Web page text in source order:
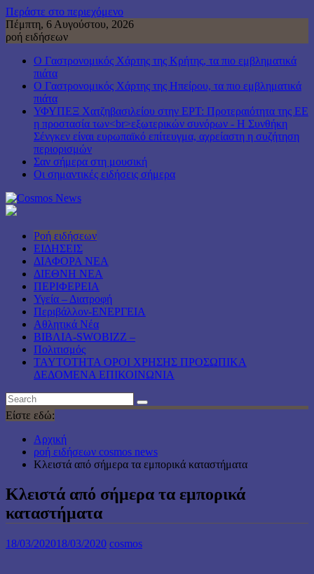
Περάστε στο περιεχόμενο
Πέμπτη, 6 Αυγούστου, 2026
ροή ειδήσεων
Ο Γαστρονομικός Χάρτης της Κρήτης, τα πιο εμβληματικά
πιάτα
Ο Γαστρονομικός Χάρτης της Ηπείρου, τα πιο εμβληματικά
πιάτα
ΥΦΥΠΕΞ Χατζηβασιλείου στην ΕΡΤ: Προτεραιότητα της ΕΕ
η προστασία των<br>εξωτερικών συνόρων - Η Συνθήκη
Σένγκεν είναι ευρωπαϊκό επίτευγμα, αχρείαστη η συζήτηση
περιορισμών
Σαν σήμερα στη μουσική
Οι σημαντικές ειδήσεις σήμερα
Ροή ειδήσεων
ΕΙΔΗΣΕΙΣ
ΔΙΑΦΟΡΑ ΝΕΑ
ΔΙΕΘΝΗ ΝΕΑ
ΠΕΡΙΦΕΡΕΙΑ
Υγεία – Διατροφή
Περιβάλλον-ΕΝΕΡΓΕΙΑ
Αθλητικά Νέα
ΒΙΒΛΙΑ-SWOBIZZ –
Πολιτισμός
TAYTOTHTA ΟΡΟΙ ΧΡΗΣΗΣ ΠΡΟΣΩΠΙΚΑ
ΔΕΔΟΜΕΝΑ ΕΠΙΚΟΙΝΩΝΙΑ
Είστε εδώ:
Αρχική
ροή ειδήσεων cosmos news
Κλειστά από σήμερα τα εμπορικά καταστήματα
Κλειστά από σήμερα τα εμπορικά
καταστήματα
18/03/202018/03/2020 cosmos